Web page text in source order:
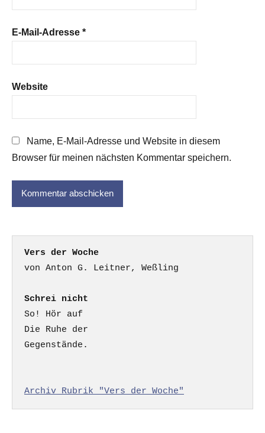
E-Mail-Adresse *
Website
Name, E-Mail-Adresse und Website in diesem
Browser für meinen nächsten Kommentar speichern.
Vers der Woche
Schrei nicht
So! Hör auf
Die Ruhe der
Gegenstände.
Archiv Rubrik "Vers der Woche"